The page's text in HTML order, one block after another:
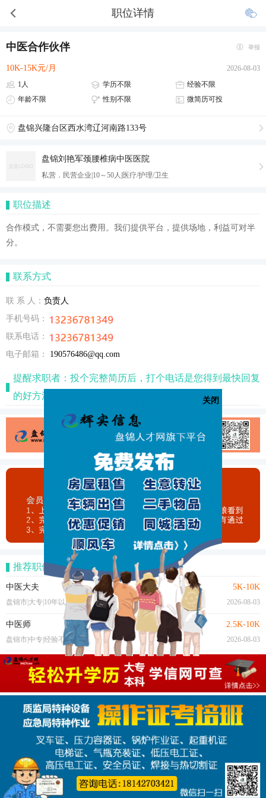
关闭
职位详情
中医合作伙伴 举报
10K-15K元/月
2026-08-03
1人
学历不限
经验不限
年龄不限
性别不限 微简历可投
盘锦兴隆台区西水湾辽河南路133号
盘锦刘艳军颈腰椎病中医医院
私营．民营企业|10～50人|医疗/护理/卫生
职位描述
合作模式，不需要您出费用。我们提供平台，提供场地，利益可对半
分。
联系方式
联 系 人： 负责人
手机号码：
联系电话：
电子邮箱：
190576486@qq.com
提醒求职者：投个完整简历后，打个电话是您得到最快回复
的好方法！
推荐职位
中医大夫 5K-10K
盘锦市|大专|10年以上 2026-08-03
中医师 2.5K-10K
盘锦市|中专|经验不限 2026-08-03